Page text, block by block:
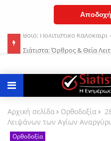
Αποδοχή
Σιάτιστα: Όρθρος & Θεία
Αρχική σελίδα Ορθοδοξία
Λειψάνων των Αγίων
Ορθοδοξία